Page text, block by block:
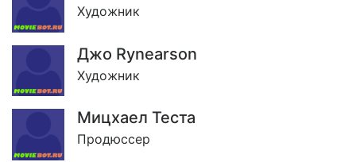
Художник
Джо Rynearson
Художник
Мицхаел Теста
Продюссер